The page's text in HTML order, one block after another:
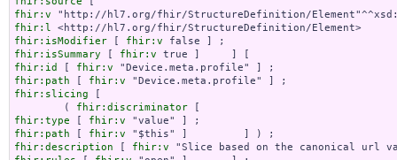
fhir:v
fhir:l
fhir:isModifier [ fhir:v
fhir:isSummary [ fhir:v
fhir:id
[ fhir:v
fhir:path [ fhir:v
fhir:slicing [
        (
fhir:discriminator
fhir:type [ fhir:v
fhir:path [ fhir:v
fhir:description [ fhir:v